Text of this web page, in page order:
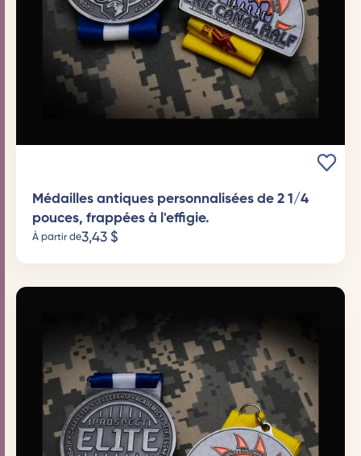
Médailles antiques personnalisées de 2 1/4
pouces, frappées à l'effigie.
À partir de3,43 $